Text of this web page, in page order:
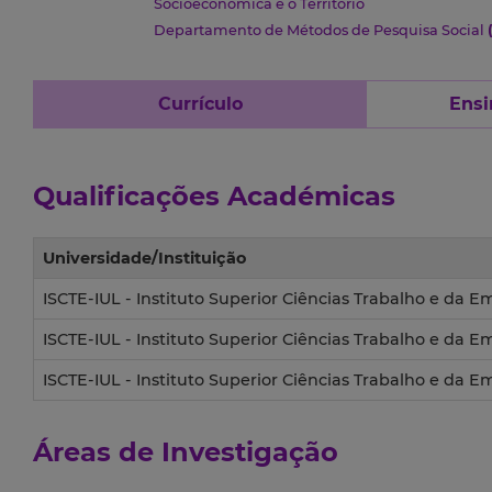
Socioeconómica e o Território
Departamento de Métodos de Pesquisa Social
Currículo
Qualificações Académicas
Universidade/Instituição
ISCTE-IUL - Instituto Superior Ciências Trabalho e da
ISCTE-IUL - Instituto Superior Ciências Trabalho e da
ISCTE-IUL - Instituto Superior Ciências Trabalho e da
Áreas de Investigação